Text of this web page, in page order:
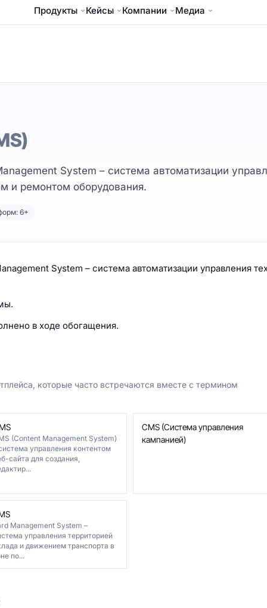
Продукты Кейсы Компании Медиа
System – система автоматизации
и ремонтом оборудования.
6+
System – система автоматизации управления
в ходе обогащения.
которые часто встречаются вместе с термином
(Content Management System)
управления контентом
сайта для создания,
CMS (Система управления
кампанией)
Management System –
управления территорией
и движением транспорта в
по...